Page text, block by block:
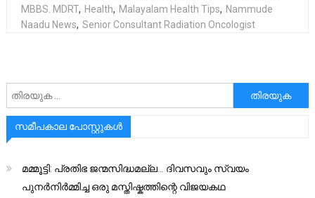
MBBS. MDRT, Health, Malayalam Health Tips, Nammude
Naadu News, Senior Consultant Radiation Oncologist
അനേഷിക്കുക
സമീപകാല പോസ്റ്റുകൾ
മമ്മൂട്ടി: പ്രതിഭ ജന്മസിദ്ധമല്ല… ദിവസവും സ്വയം
പുനർനിർമ്മിച്ച ഒരു മസ്തിഷ്കത്തിന്റെ വിജയകഥ